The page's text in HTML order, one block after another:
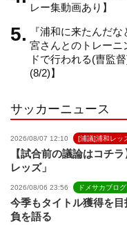
レー集動画あり】
『浦和に来たんだ
宮さんとのトレーニ
ドで行われる(曺監
(8/2)】
サッカーニュース
2026/08/07 12:10 [浦議]浦和レッ
【試合前の議論はコチ
レッズ」
2026/08/06 23:56 ドメサカブログ
今季もタイトル獲得を
負を語る